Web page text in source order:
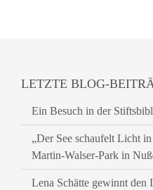
LETZTE BLOG-
Ein Besuch in der
„Der See schaufelt Licht
Martin-Walser-Park in
Lena Schätte gewinnt den